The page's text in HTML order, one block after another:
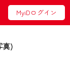
MyiDログイン
)